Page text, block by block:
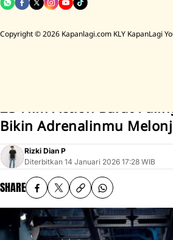
Copyright © 2026 Kapanlagi.com KLY KapanLagi
BREAKING
NEWS Cerita Rumah Mendiang
23 Film Action Barat
Bikin Adrenalinmu
Rizki Dian P
Diterbitkan 14 Januari 2026 17:28 WIB
SHARE